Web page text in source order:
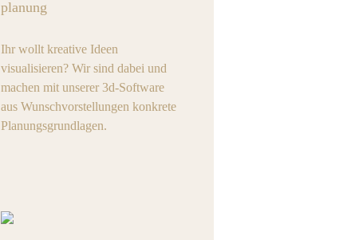
planung
Ihr wollt kreative Ideen
visualisieren? Wir sind dabei und
machen mit unserer 3d-Software
aus Wunschvorstellungen konkrete
Planungsgrundlagen.